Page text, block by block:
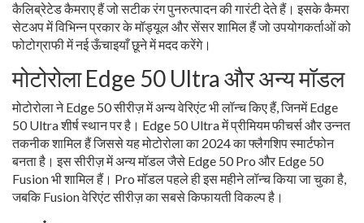
कैलिब्रेटेड कैमराए हैं जो सटीक रंग पुनरुत्पादन की गारंटी देते हैं। इसके कैमरा
सेटअप में विभिन्न प्रकार के मॉड्यूल और सेंसर शामिल हैं जो उपयोगकर्ताओं को
फोटोग्राफी में नई ऊँचाइयाँ छूने में मदद करेंगे।
मोटोरोला Edge 50 Ultra और अन्य मॉडल
मोटोरोला ने Edge 50 सीरीज़ में अन्य वेरिएंट भी लॉन्च किए हैं, जिनमें Edge
50 Ultra शीर्ष स्थान पर है। Edge 50 Ultra में प्रीमियम फीचर्स और उन्नत
तकनीक शामिल हैं जिससे यह मोटोरोला का 2024 का फ्लैगशिप स्मार्टफोन
बनता है। इस सीरीज़ में अन्य मॉडल जैसे Edge 50 Pro और Edge 50
Fusion भी शामिल हैं। Pro मॉडल पहले ही इस महीने लॉन्च किया जा चुका है,
जबकि Fusion वेरिएंट सीरीज़ का सबसे किफायती विकल्प है।